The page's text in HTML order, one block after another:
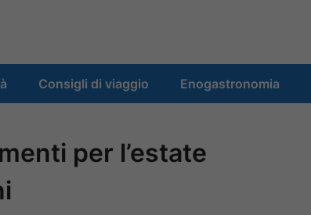
Consigli di viaggio Enogastronomia
per l’estate